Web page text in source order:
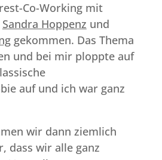
Co-Working mit
Sandra Hoppenz und
gekommen. Das Thema
und bei mir ploppte auf
auf und ich war ganz
wir dann ziemlich
dass wir alle ganz